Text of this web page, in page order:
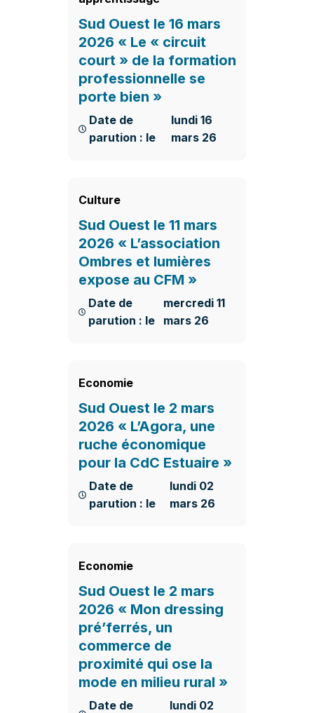
Sud Ouest le 16 mars
2026 « Le « circuit
court » de la formation
professionnelle se
porte bien »
Date de
parution : le
lundi 16
mars 26
Culture
Sud Ouest le 11 mars
2026 « L’association
Ombres et lumières
expose au CFM »
Date de
parution : le
mercredi 11
mars 26
Economie
Sud Ouest le 2 mars
2026 « L’Agora, une
ruche économique
pour la CdC Estuaire »
Date de
parution : le
lundi 02
mars 26
Economie
Sud Ouest le 2 mars
2026 « Mon dressing
pré’ferrés, un
commerce de
proximité qui ose la
mode en milieu rural »
Date de
lundi 02